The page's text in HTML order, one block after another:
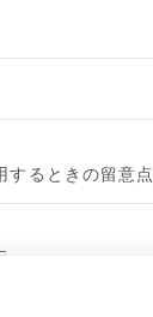
するときの留意点